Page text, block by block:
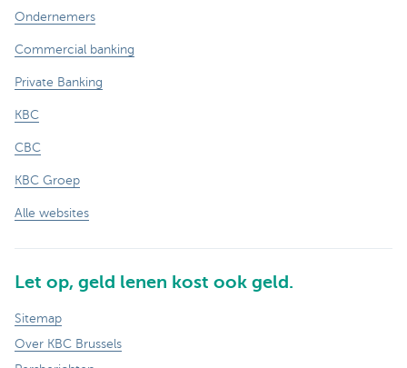
Ondernemers
Commercial banking
Private Banking
KBC
CBC
KBC Groep
Alle websites
Let op, geld lenen kost ook geld.
Sitemap
Over KBC Brussels